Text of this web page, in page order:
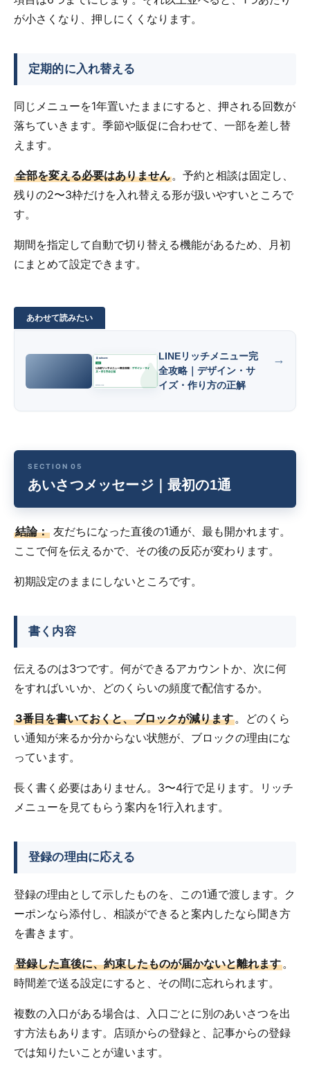
が小さくなり、押しにくくなります。
定期的に入れ替える
同じメニューを1年置いたままにすると、押される回数が
落ちていきます。季節や販促に合わせて、一部を差し替
えます。
全部を変える必要はありません。予約と相談は固定し、
残りの2〜3枠だけを入れ替える形が扱いやすいところで
す。
期間を指定して自動で切り替える機能があるため、月初
にまとめて設定できます。
LINEリッチメニュー完
全攻略｜デザイン・サ
イズ・作り方の正解
あいさつメッセージ｜最初の1通
結論： 友だちになった直後の1通が、最も開かれます。
ここで何を伝えるかで、その後の反応が変わります。
初期設定のままにしないところです。
書く内容
伝えるのは3つです。何ができるアカウントか、次に何
をすればいいか、どのくらいの頻度で配信するか。
3番目を書いておくと、ブロックが減ります 。どのくら
い通知が来るか分からない状態が、ブロックの理由にな
っています。
長く書く必要はありません。3〜4行で足ります。リッチ
メニューを見てもらう案内を1行入れます。
登録の理由に応える
登録の理由として示したものを、この1通で渡します。ク
ーポンなら添付し、相談ができると案内したなら聞き方
を書きます。
登録した直後に、約束したものが届かないと離れます 。
時間差で送る設定にすると、その間に忘れられます。
複数の入口がある場合は、入口ごとに別のあいさつを出
す方法もあります。店頭からの登録と、記事からの登録
では知りたいことが違います。